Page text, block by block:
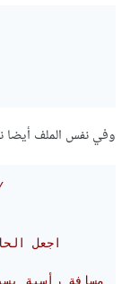
وفي نفس الملف أيضا
/* 1.